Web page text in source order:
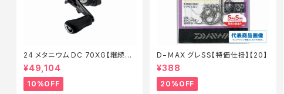
24 メタニウム DC 70XG【継続セ
ール_リール】【10】
¥49,104
10%OFF
D−ＭAX グレSS【特価仕掛】【20】
¥388
20%OFF